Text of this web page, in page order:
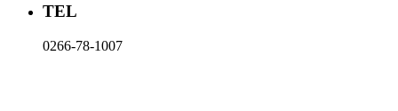
TEL
0266-78-1007